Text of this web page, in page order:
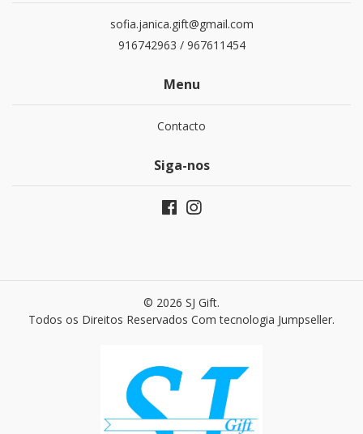
sofia.janica.gift@gmail.com
916742963 / 967611454
Menu
Contacto
Siga-nos
© 2026 SJ Gift.
Todos os Direitos Reservados Com tecnologia Jumpseller.